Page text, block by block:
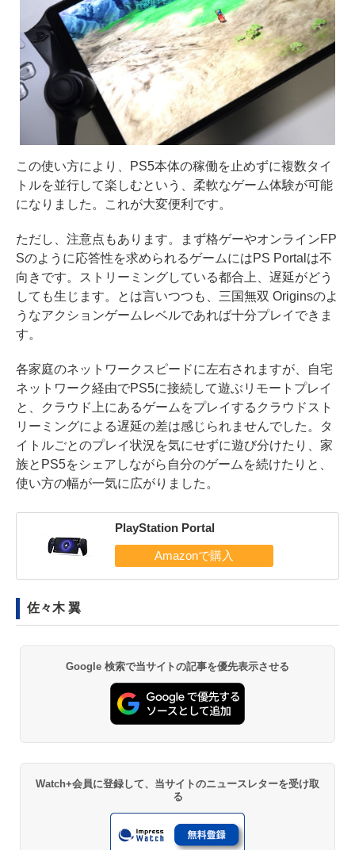
この使い方により、PS5本体の稼働を止めずに複数タイ
トルを並行して楽しむという、柔軟なゲーム体験が可能
になりました。これが大変便利です。
ただし、注意点もあります。まず格ゲーやオンラインFP
Sのように応答性を求められるゲームにはPS Portalは不
向きです。ストリーミングしている都合上、遅延がどう
しても生じます。とは言いつつも、三国無双 Originsのよ
うなアクションゲームレベルであれば十分プレイできま
す。
各家庭のネットワークスピードに左右されますが、自宅
ネットワーク経由でPS5に接続して遊ぶリモートプレイ
と、クラウド上にあるゲームをプレイするクラウドスト
リーミングによる遅延の差は感じられませんでした。タ
イトルごとのプレイ状況を気にせずに遊び分けたり、家
族とPS5をシェアしながら自分のゲームを続けたりと、
使い方の幅が一気に広がりました。
PlayStation Portal
佐々木 翼
Google 検索で当サイトの記事を優先表示させる
Watch+会員に登録して、当サイトのニュースレターを受け取
る